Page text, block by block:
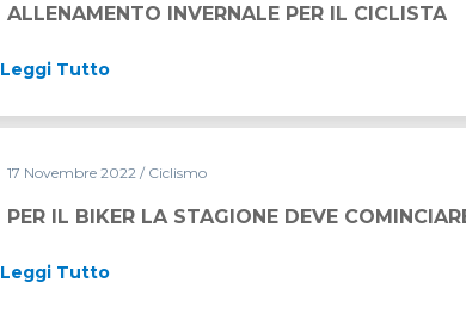
ALLENAMENTO INVERNALE PER IL CICLISTA
Leggi Tutto
17 Novembre 2022 / Ciclismo
PER IL BIKER LA STAGIONE DEVE
Leggi Tutto